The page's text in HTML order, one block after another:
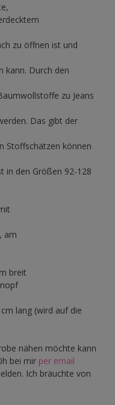
zu öffnen ist und
kann. Durch den
zu Jeans
Das gibt der
Stoffschätzen können
in den Größen 92-128
am
breit
lang (wird auf die
nähen möchte kann
bei mir per email
Ich bräuchte von